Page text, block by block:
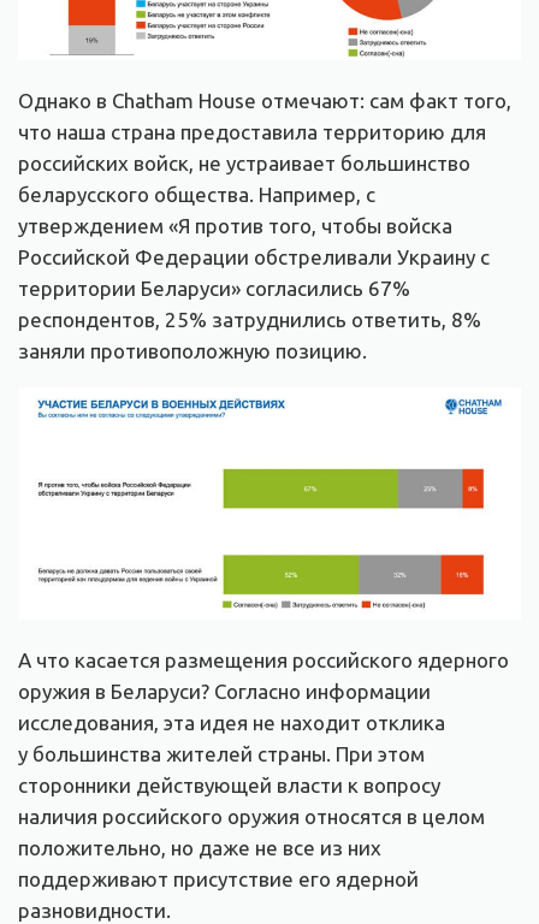
Однако в Chatham House отмечают: сам факт того,
что наша страна предоставила территорию для
российских войск, не устраивает большинство
беларусского общества. Например, с
утверждением «Я против того, чтобы войска
Российской Федерации обстреливали Украину с
территории Беларуси» согласились 67%
респондентов, 25% затруднились ответить, 8%
заняли противоположную позицию.
А что касается размещения российского ядерного
оружия в Беларуси? Согласно информации
исследования, эта идея не находит отклика
у большинства жителей страны. При этом
сторонники действующей власти к вопросу
наличия российского оружия относятся в целом
положительно, но даже не все из них
поддерживают присутствие его ядерной
разновидности.